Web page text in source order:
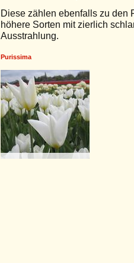
Diese zählen ebenfalls zu den
höhere Sorten mit zierlich
Ausstrahlung.
Purissima